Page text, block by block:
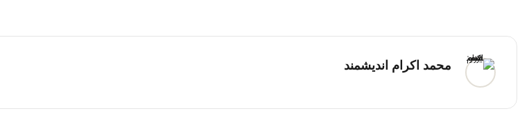
محمد اکرام اندیشمند